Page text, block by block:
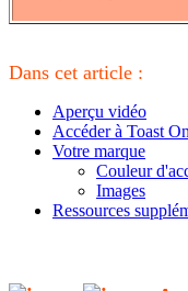
Dans cet article :
Aperçu vidéo
Accéder à Toast
Votre marque
Couleur
Images
Ressources